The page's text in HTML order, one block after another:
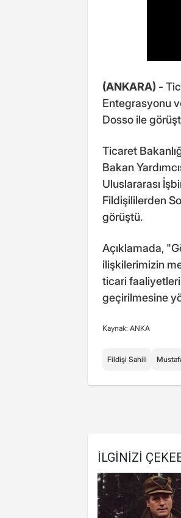
(ANKARA) -
Entegrasyonu
Dosso ile
Ticaret
Bakan
Uluslararası
Fildişililerden
görüştü.
Açıklamada,
ilişkilerimizin
ticari
geçirilmesine
Kaynak: ANKA
Fildişi Sahili